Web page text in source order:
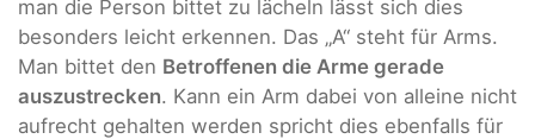
man die Person bittet zu lächeln lässt sich dies
besonders leicht erkennen. Das „A“ steht für Arms.
Man bittet den Betroffenen die Arme gerade
auszustrecken. Kann ein Arm dabei von alleine nicht
aufrecht gehalten werden spricht dies ebenfalls für